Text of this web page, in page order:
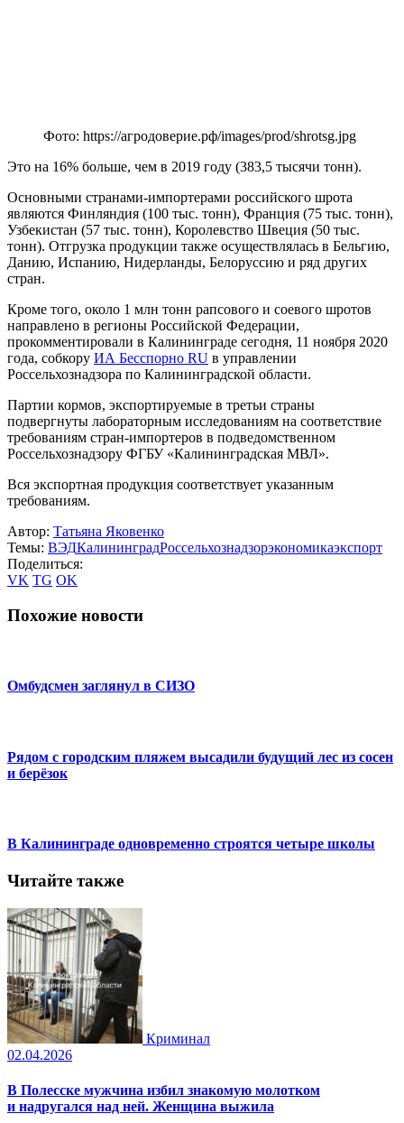
Фото: https://агродоверие.рф/images/prod/shrotsg.jpg
Это на 16% больше, чем в 2019 году (383,5 тысячи тонн).
Основными странами-импортерами российского шрота
являются Финляндия (100 тыс. тонн), Франция (75 тыс. тонн),
Узбекистан (57 тыс. тонн), Королевство Швеция (50 тыс.
тонн). Отгрузка продукции также осуществлялась в Бельгию,
Данию, Испанию, Нидерланды, Белоруссию и ряд других
стран.
Кроме того, около 1 млн тонн рапсового и соевого шротов
направлено в регионы Российской Федерации,
прокомментировали в Калининграде сегодня, 11 ноября 2020
года, собкору ИА Бесспорно RU в управлении
Россельхознадзора по Калининградской области.
Партии кормов, экспортируемые в третьи страны
подвергнуты лабораторным исследованиям на соответствие
требованиям стран-импортеров в подведомственном
Россельхознадзору ФГБУ «Калининградская МВЛ».
Вся экспортная продукция соответствует указанным
требованиям.
Автор: Татьяна Яковенко
Темы: ВЭДКалининградРоссельхознадзорэкономикаэкспорт
Поделиться:
VK TG OK
Похожие новости
Омбудсмен заглянул в СИЗО
Рядом с городским пляжем высадили будущий лес из сосен
и берёзок
В Калининграде одновременно строятся четыре школы
Читайте также
Криминал
02.04.2026
В Полесске мужчина избил знакомую молотком
и надругался над ней. Женщина выжила